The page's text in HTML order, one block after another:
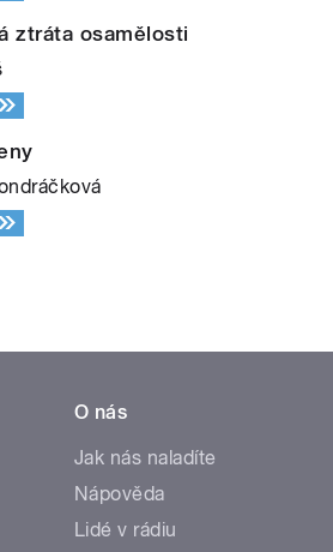
ztráta osamělosti
O nás
Jak nás naladíte
Nápověda
Lidé v rádiu